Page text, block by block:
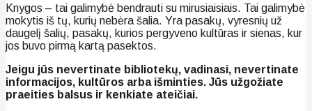
Knygos – tai galimybė bendrauti su mirusiaisiais. Tai galimybė
mokytis iš tų, kurių nebėra šalia. Yra pasakų, vyresnių už
daugelį šalių, pasakų, kurios pergyveno kultūras ir sienas, kur
jos buvo pirmą kartą pasektos.
Jeigu jūs nevertinate bibliotekų, vadinasi, nevertinate
informacijos, kultūros arba išminties. Jūs užgožiate
praeities balsus ir kenkiate ateičiai.